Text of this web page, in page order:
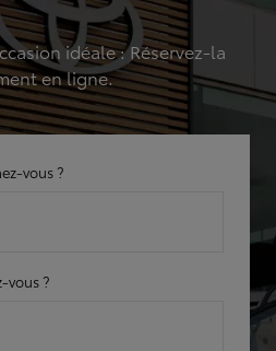
idéale : Réservez-la
en ligne.
vous ?
vous ?